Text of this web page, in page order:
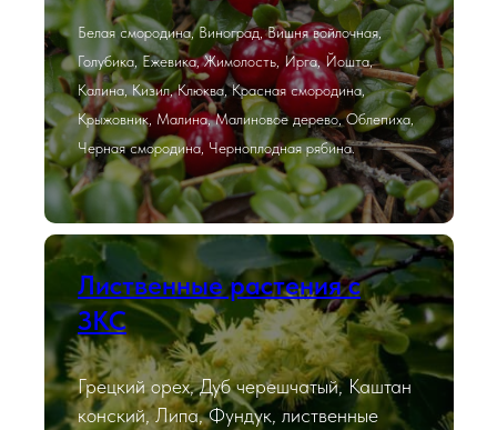
Белая смородина, Виноград, Вишня войлочная,
Голубика, Ежевика, Жимолость, Ирга, Йошта,
Калина, Кизил, Клюква, Красная смородина,
Крыжовник, Малина, Малиновое дерево, Облепиха,
Черная смородина, Черноплодная рябина.
Лиственные растения с
ЗКС
Грецкий орех, Дуб черешчатый, Каштан
конский, Липа, Фундук, лиственные